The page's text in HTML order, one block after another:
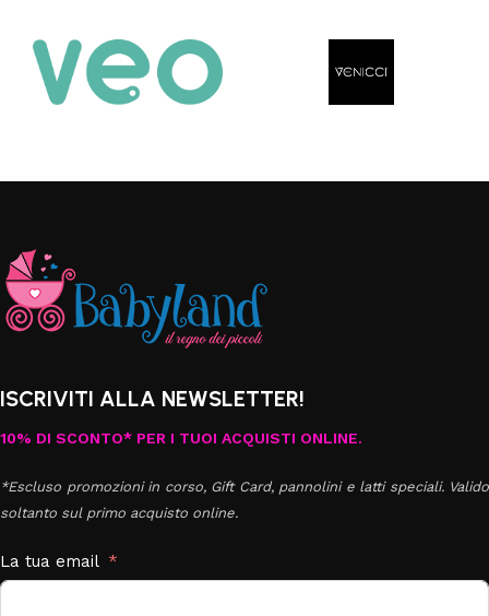
ISCRIVITI ALLA NEWSLETTER!
10% DI SCONTO* PER I TUOI ACQUISTI ONLINE.
*Escluso promozioni in corso, Gift Card, pannolini e latti speciali. Valido
soltanto sul primo acquisto online.
La tua email